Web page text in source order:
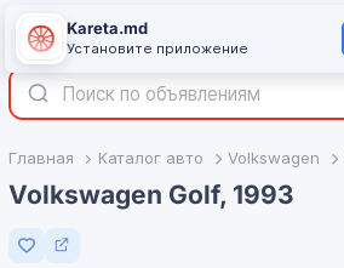
Главная Каталог авто Volkswagen
Volkswagen Golf, 1993
Добавить в избранное
Kareta.md
Установите приложение